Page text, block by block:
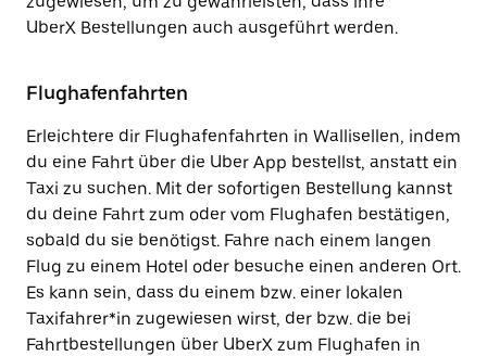
UberX Bestellungen auch ausgeführt werden.
Flughafenfahrten
Erleichtere dir Flughafenfahrten in Wallisellen, indem
du eine Fahrt über die Uber App bestellst, anstatt ein
Taxi zu suchen. Mit der sofortigen Bestellung kannst
du deine Fahrt zum oder vom Flughafen bestätigen,
sobald du sie benötigst. Fahre nach einem langen
Flug zu einem Hotel oder besuche einen anderen Ort.
Es kann sein, dass du einem bzw. einer lokalen
Taxifahrer*in zugewiesen wirst, der bzw. die bei
Fahrtbestellungen über UberX zum Flughafen in